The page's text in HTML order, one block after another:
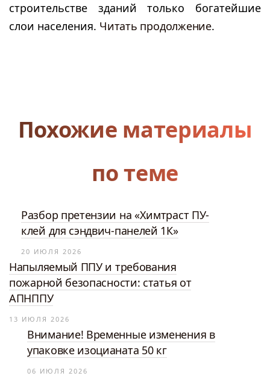
строительстве зданий только богатейшие
слои населения. Читать продолжение.
Похожие материалы
по теме
Разбор претензии на «Химтраст ПУ-
клей для сэндвич-панелей 1К»
20 ИЮЛЯ 2026
Напыляемый ППУ и требования
пожарной безопасности: статья от
АПНППУ
13 ИЮЛЯ 2026
Внимание! Временные изменения в
упаковке изоцианата 50 кг
06 ИЮЛЯ 2026